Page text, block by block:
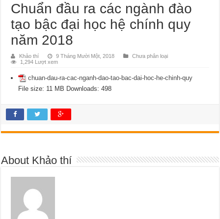
Chuẩn đầu ra các ngành đào
tạo bậc đại học hệ chính quy
năm 2018
Khảo thí 9 Tháng Mười Một, 2018
Chưa phân loại
1,294 Lượt xem
chuan-dau-ra-cac-nganh-dao-tao-bac-dai-hoc-he-chinh-quy
File size: 11 MB Downloads: 498
About Khảo thí